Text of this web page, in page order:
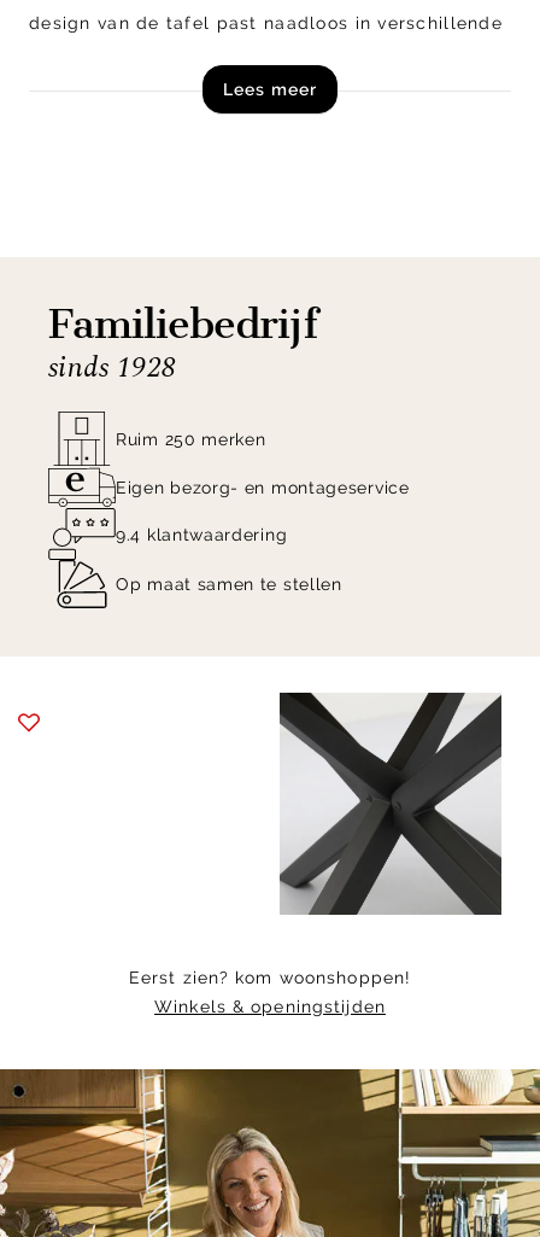
design van de tafel past naadloos in verschillende
afwerking geven je eetkamer een vleugje
Lees meer
Familiebedrijf
sinds 1928
Ruim 250 merken
Eigen bezorg- en montageservice
9.4 klantwaardering
Op maat samen te stellen
Item
Eerst zien? kom woonshoppen!
Winkels & openingstijden